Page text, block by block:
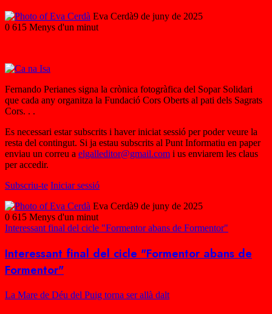
Eva Cerdà9 de juny de 2025
0 615 Menys d'un minut
Fernando Perianes signa la crònica fotogràfica del Sopar Solidari
que cada any organitza la Fundació Cors Oberts al pati dels Sagrats
Cors. . .
Es necessari estar subscrits i haver iniciat sessió per poder veure la
resta del contingut. Si ja estau subscrits al Punt Informatiu en paper
enviau un correu a elgalleditor@gmail.com i us enviarem les claus
per accedir.
Subscriu-te Iniciar sessió
Eva Cerdà9 de juny de 2025
0 615 Menys d'un minut
Interessant final del cicle "Formentor abans de Formentor"
Interessant final del cicle "Formentor abans de
Formentor"
La Mare de Déu del Puig torna ser allà dalt